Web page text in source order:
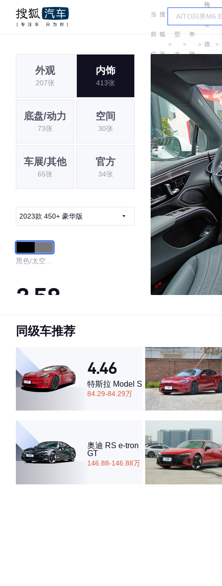
当
前
位
置:
搜
狐
汽
＞
车
型
大
全
＞
奔
驰
＞
梅
赛
德
EQ
＞
外观
207张
内饰
413张
底盘/动力
73张
空间
30张
车展/其他
65张
官方
34张
2023款 450+ 豪华版
黑色/太空灰
3.58
·外观表现一般，低于96%同级车
·空间表现一般，低于92%同级车
同级车推荐
4.46
特斯拉 Model S
84.29-84.29万
奥迪 RS e-tron
GT
146.88-146.88万